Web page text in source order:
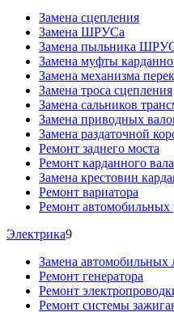
Замена сцепления
Замена ШРУСа
Замена пыльника
Замена муфты
Замена механизма
Замена троса сцепления
Замена сальников
Замена приводных
Замена раздаточной
Ремонт заднего моста
Ремонт карданного вала
Замена крестовин
Ремонт вариатора
Ремонт автомобильных
Электрика9
Замена автомобильных
Ремонт генератора
Ремонт
Ремонт системы